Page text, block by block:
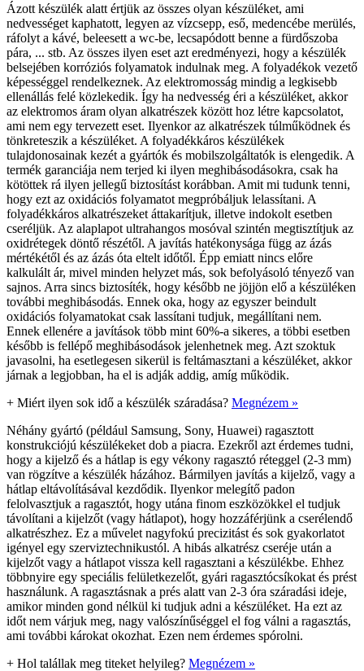
Ázott készülék alatt értjük az összes olyan készüléket, ami
nedvességet kaphatott, legyen az vízcsepp, eső, medencébe merülés,
ráfolyt a kávé, beleesett a wc-be, lecsapódott benne a fürdőszoba
pára, ... stb. Az összes ilyen eset azt eredményezi, hogy a készülék
belsejében korróziós folyamatok indulnak meg. A folyadékok vezető
képességgel rendelkeznek. Az elektromosság mindig a legkisebb
ellenállás felé közlekedik. Így ha nedvesség éri a készüléket, akkor
az elektromos áram olyan alkatrészek között hoz létre kapcsolatot,
ami nem egy tervezett eset. Ilyenkor az alkatrészek túlműködnek és
tönkreteszik a készüléket. A folyadékkáros készülékek
tulajdonosainak kezét a gyártók és mobilszolgáltatók is elengedik. A
termék garanciája nem terjed ki ilyen meghibásodásokra, csak ha
kötöttek rá ilyen jellegű biztosítást korábban. Amit mi tudunk tenni,
hogy ezt az oxidációs folyamatot megpróbáljuk lelassítani. A
folyadékkáros alkatrészeket áttakarítjuk, illetve indokolt esetben
cseréljük. Az alaplapot ultrahangos mosóval szintén megtisztítjuk az
oxidrétegek döntő részétől. A javítás hatékonysága függ az ázás
mértékétől és az ázás óta eltelt időtől. Épp emiatt nincs előre
kalkulált ár, mivel minden helyzet más, sok befolyásoló tényező van
sajnos. Arra sincs biztosíték, hogy később ne jöjjön elő a készüléken
további meghibásodás. Ennek oka, hogy az egyszer beindult
oxidációs folyamatokat csak lassítani tudjuk, megállítani nem.
Ennek ellenére a javítások több mint 60%-a sikeres, a többi esetben
később is fellépő meghibásodások jelenhetnek meg. Azt szoktuk
javasolni, ha esetlegesen sikerül is feltámasztani a készüléket, akkor
járnak a legjobban, ha el is adják addig, amíg működik.
+ Miért ilyen sok idő a készülék száradása? Megnézem »
Néhány gyártó (például Samsung, Sony, Huawei) ragasztott
konstrukciójú készülékeket dob a piacra. Ezekről azt érdemes tudni,
hogy a kijelző és a hátlap is egy vékony ragasztó réteggel (2-3 mm)
van rögzítve a készülék házához. Bármilyen javítás a kijelző, vagy a
hátlap eltávolításával kezdődik. Ilyenkor melegítő padon
felolvasztjuk a ragasztót, hogy utána finom eszközökkel el tudjuk
távolítani a kijelzőt (vagy hátlapot), hogy hozzáférjünk a cserélendő
alkatrészhez. Ez a művelet nagyfokú precizitást és sok gyakorlatot
igényel egy szerviztechnikustól. A hibás alkatrész cseréje után a
kijelzőt vagy a hátlapot vissza kell ragasztani a készülékbe. Ehhez
többnyire egy speciális felületkezelőt, gyári ragasztócsíkokat és prést
használunk. A ragasztásnak a prés alatt van 2-3 óra száradási ideje,
amikor minden gond nélkül ki tudjuk adni a készüléket. Ha ezt az
időt nem várjuk meg, nagy valószínűséggel el fog válni a ragasztás,
ami további károkat okozhat. Ezen nem érdemes spórolni.
+ Hol talállak meg titeket helyileg? Megnézem »